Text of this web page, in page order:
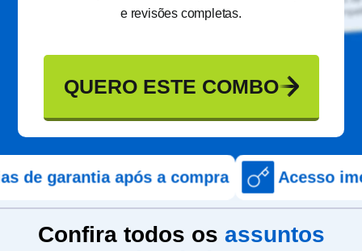
e revisões completas.
QUERO ESTE COMBO
após a compra Acesso imediato
Confira todos os assuntos